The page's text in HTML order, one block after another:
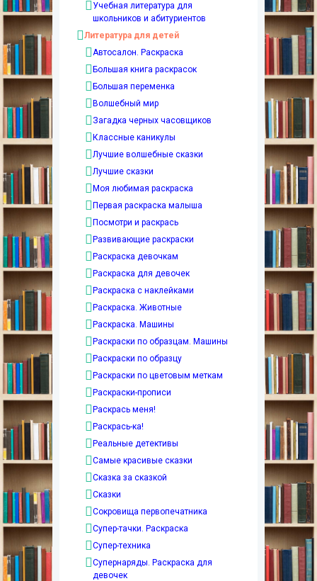
Учебная литература для
школьников и абитуриентов
Литература для детей
Автосалон. Раскраска
Большая книга раскрасок
Большая переменка
Волшебный мир
Загадка черных часовщиков
Классные каникулы
Лучшие волшебные сказки
Лучшие сказки
Моя любимая раскраска
Первая раскраска малыша
Посмотри и раскрась
Развивающие раскраски
Раскраска девочкам
Раскраска для девочек
Раскраска с наклейками
Раскраска. Животные
Раскраска. Машины
Раскраски по образцам. Машины
Раскраски по образцу
Раскраски по цветовым меткам
Раскраски-прописи
Раскрась меня!
Раскрась-ка!
Реальные детективы
Самые красивые сказки
Сказка за сказкой
Сказки
Сокровища первопечатника
Супер-тачки. Раскраска
Супер-техника
Супернаряды. Раскраска для
девочек